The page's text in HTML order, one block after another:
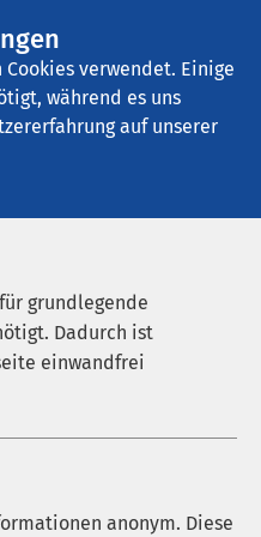
verwendet. Einige
während es uns
auf unserer
grundlegende
Dadurch ist
einwandfrei
anonym. Diese